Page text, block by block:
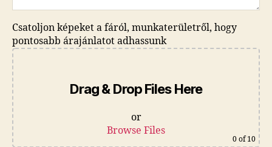
Csatoljon képeket a fáról, munkaterületről, hogy
pontosabb árajánlatot adhassunk
Drag & Drop Files Here
or
Browse Files
0 of 10